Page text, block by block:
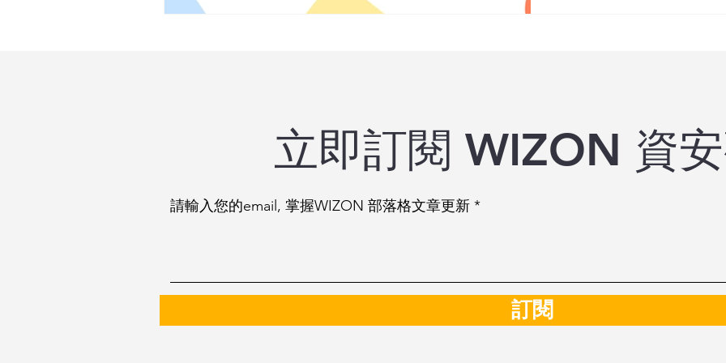
立即訂閱 WIZON 資
請輸入您的email, 掌握WIZON 部落格文章更新
訂閱